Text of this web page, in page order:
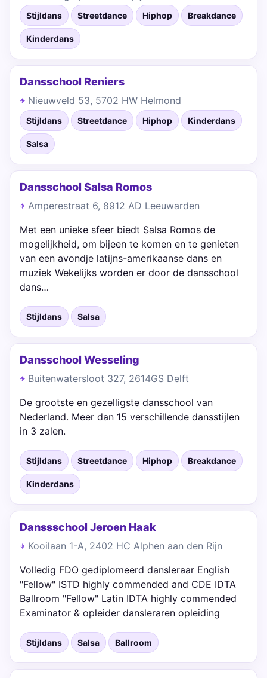
Stijldans Streetdance Hiphop Breakdance
Kinderdans
Dansschool Reniers
Nieuwveld 53, 5702 HW Helmond
Stijldans Streetdance Hiphop Kinderdans
Salsa
Dansschool Salsa Romos
Amperestraat 6, 8912 AD Leeuwarden
Met een unieke sfeer biedt Salsa Romos de
mogelijkheid, om bijeen te komen en te genieten
van een avondje latijns-amerikaanse dans en
muziek Wekelijks worden er door de dansschool
dans…
Stijldans Salsa
Dansschool Wesseling
Buitenwatersloot 327, 2614GS Delft
De grootste en gezelligste dansschool van
Nederland. Meer dan 15 verschillende dansstijlen
in 3 zalen.
Stijldans Streetdance Hiphop Breakdance
Kinderdans
Danssschool Jeroen Haak
Kooilaan 1-A, 2402 HC Alphen aan den Rijn
Volledig FDO gediplomeerd dansleraar English
"Fellow" ISTD highly commended and CDE IDTA
Ballroom "Fellow" Latin IDTA highly commended
Examinator & opleider dansleraren opleiding
Stijldans Salsa Ballroom